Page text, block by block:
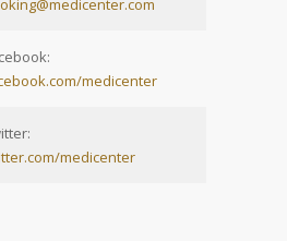
medicenter
medicenter